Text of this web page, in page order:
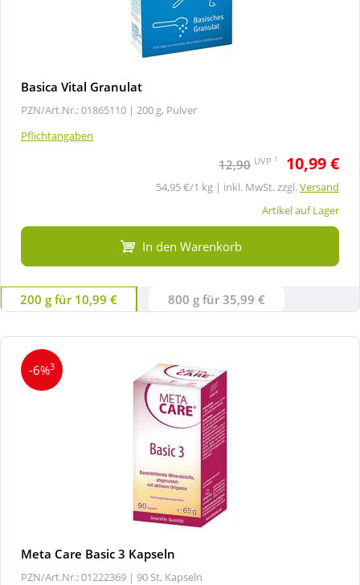
Basica Vital Granulat
PZN/Art.Nr.: 01865110 | 200 g, Pulver
Pflichtangaben
12,90 UVP 1 10,99 €
54,95 €/1 kg | inkl. MwSt. zzgl.Versand
Artikel auf Lager
In den Warenkorb
200 g für 10,99 € 800 g für 35,99 €
-6%3
Meta Care Basic 3 Kapseln
PZN/Art.Nr.: 01222369 | 90 St, Kapseln